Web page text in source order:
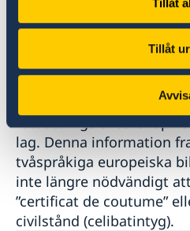
Tillåt
coutume”:
Det Äktenskapscertifikat
matrimoniale”) som
myndigheter garanterar
myndigheterna att en
rätt att ingå äktenskap i
lag. Denna information
tvåspråkiga europeiska
inte längre nödvändigt
”certificat de coutume”
civilstånd (celibatintyg).